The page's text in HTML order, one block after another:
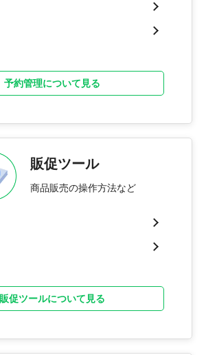
予約管理について見る
販促ツール
商品販売の操作方法など
販促ツールについて見る